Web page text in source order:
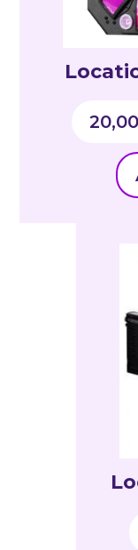
20,00